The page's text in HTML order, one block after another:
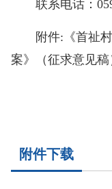
联系电话：
附件:《首祉村
案》（征求意见
附件下载